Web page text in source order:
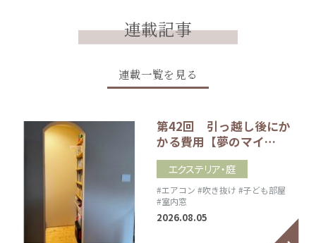
連載記事
連載一覧を見る
第42回 引っ越し後にか
かる費用【夢のマイ…
エクステリア・庭
#エアコン #吹き抜け #子ども部屋
#室内窓
2026.08.05